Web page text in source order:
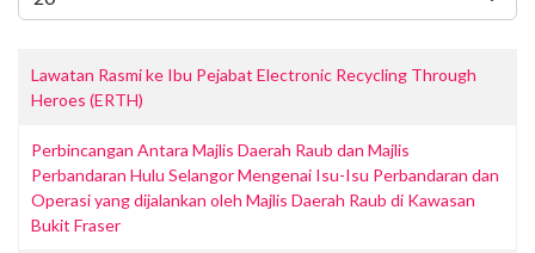
Lawatan Rasmi ke Ibu Pejabat Electronic Recycling Through
Heroes (ERTH)
Perbincangan Antara Majlis Daerah Raub dan Majlis
Perbandaran Hulu Selangor Mengenai Isu-Isu Perbandaran dan
Operasi yang dijalankan oleh Majlis Daerah Raub di Kawasan
Bukit Fraser